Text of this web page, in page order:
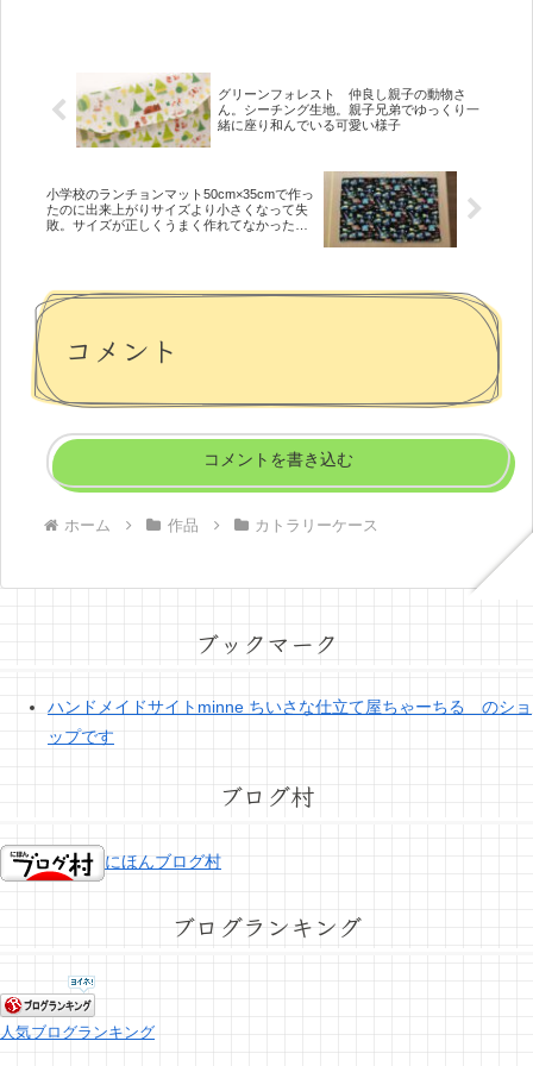
グリーンフォレスト 仲良し親子の動物さ
ん。シーチング生地。親子兄弟でゆっくり一
緒に座り和んでいる可愛い様子
小学校のランチョンマット50cm×35cmで作っ
たのに出来上がりサイズより小さくなって失
敗。サイズが正しくうまく作れてなかった。
コメント
コメントを書き込む
ホーム 作品 カトラリーケース
ブックマーク
ハンドメイドサイトminne ちいさな仕立て屋ちゃーちる のショ
ップです
ブログ村
にほんブログ村
ブログランキング
人気ブログランキング